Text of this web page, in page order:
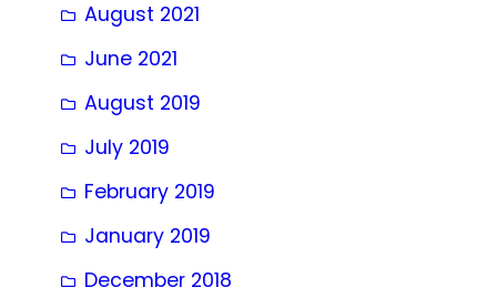
August 2021
June 2021
August 2019
July 2019
February 2019
January 2019
December 2018